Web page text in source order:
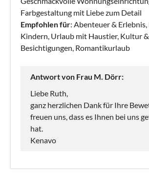
Farbgestaltung mit Liebe zum Detail
Empfohlen für: Abenteuer &
Kindern, Urlaub mit Haustier, Kultur &
Besichtigungen, Romantikurlaub
Antwort von Frau M. Dörr:
Liebe Ruth,
ganz herzlichen Dank für Ihre
freuen uns, dass es Ihnen bei uns
hat.
Kenavo